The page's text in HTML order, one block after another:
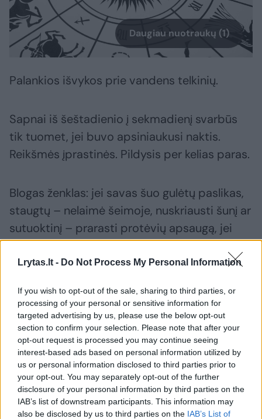
Lrytas.lt - Do Not Process My Personal Information
If you wish to opt-out of the sale, sharing to third parties, or
processing of your personal or sensitive information for
targeted advertising by us, please use the below opt-out
section to confirm your selection. Please note that after your
opt-out request is processed you may continue seeing
interest-based ads based on personal information utilized by
us or personal information disclosed to third parties prior to
your opt-out. You may separately opt-out of the further
disclosure of your personal information by third parties on the
IAB’s list of downstream participants. This information may
also be disclosed by us to third parties on the IAB’s List of
Daugiau nuotraukų (1)
Palankios išvykos prie vandens telkinių.
Sapnai iš šeštadienio į sekmadienį svarbūs
tik tuomet, jei buvo apsiniaukusi naktis.
Reikšmės įprastinės. Pildysis per kelias paras.
Blogas ženklas: jei savas šuo gulėtų paslikas,
staugtų – nelaimė šeimoje, nuskriausti šunį ar
sutuoktinį – prarasti protėvių apsaugą, jei
akmuo iš apsodo iškristų – nužiūrėjimo,
šeimos iširimo požymis, jei sudužtų veidrodis
protėvių šauksmas, galima mirtis šeimoje.
Geras ženklas: rasti žiedą su akmeniu – norų
išsipildymas, jei prieitų draugiškas anksčiau
nematytas šuo ar savas šuo be jokios
priežasties lotų be perstojo – esate saugomi
mirusių protėvių.